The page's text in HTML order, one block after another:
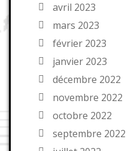
avril 2023
mars 2023
février 2023
janvier 2023
décembre 2022
novembre 2022
octobre 2022
septembre 2022